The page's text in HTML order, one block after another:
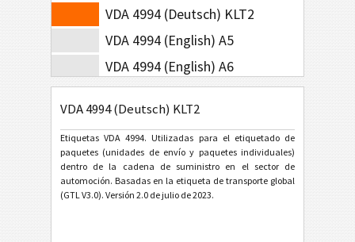
VDA 4994 (Deutsch) KLT2
VDA 4994 (English) A5
VDA 4994 (English) A6
VDA 4994 (English) KLT1
VDA 4994 (English) KLT2
F
Ford GTL
AIAG Etiquetas AIAG
VDA 4994 (Deutsch) KLT2
Etiquetas VDA 4994. Utilizadas para el etiquetado de
paquetes (unidades de envío y paquetes individuales)
dentro de la cadena de suministro en el sector de
automoción. Basadas en la etiqueta de transporte global
(GTL V3.0). Versión 2.0 de julio de 2023.